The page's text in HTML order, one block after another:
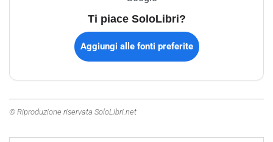
Ti piace SoloLibri?
Aggiungi alle fonti preferite
© Riproduzione riservata SoloLibri.net